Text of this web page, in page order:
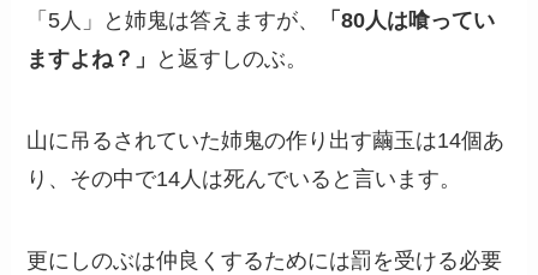
「5人」と姉鬼は答えますが、
「80人は喰ってい
ますよね？」
と返すしのぶ。
山に吊るされていた姉鬼の作り出す繭玉は14個あ
り、その中で14人は死んでいると言います。
更にしのぶは仲良くするためには罰を受ける必要